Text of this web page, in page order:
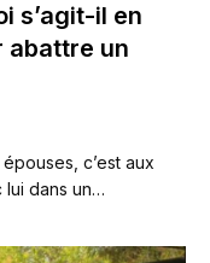
s’agit-il en
abattre un
c’est aux
dans un…